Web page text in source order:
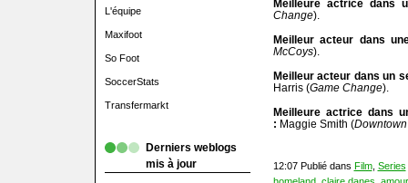
L'équipe
Maxifoot
So Foot
SoccerStats
Transfermarkt
Derniers weblogs
mis à jour
Meilleure actrice dans
Change).
Meilleur acteur dans
McCoys).
Meilleur acteur dans un
Harris (Game Change).
Meilleure actrice dans
: Maggie Smith (
12:07 Publié dans Film, Series